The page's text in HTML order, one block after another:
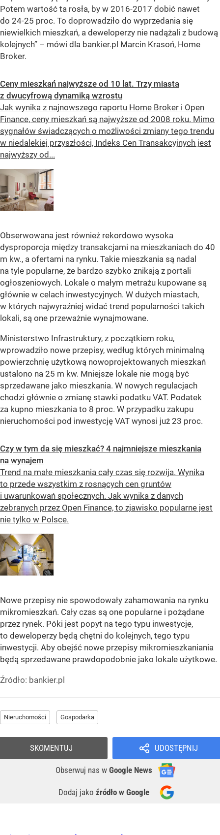
Potem wartość ta rosła, by w 2016-2017 dobić nawet
do 24-25 proc. To doprowadziło do wyprzedania się
niewielkich mieszkań, a deweloperzy nie nadążali z budową
kolejnych” – mówi dla bankier.pl Marcin Krasoń, Home
Broker.
Ceny mieszkań najwyższe od 10 lat. Trzy miasta
z dwucyfrową dynamiką wzrostu
Jak wynika z najnowszego raportu Home Broker i Open
Finance, ceny mieszkań są najwyższe od 2008 roku. Mimo
sygnałów świadczących o możliwości zmiany tego trendu
w niedalekiej przyszłości, Indeks Cen Transakcyjnych jest
najwyższy od...
Obserwowana jest również rekordowo wysoka
dysproporcja między transakcjami na mieszkaniach do 40
m kw., a ofertami na rynku. Takie mieszkania są nadal
na tyle popularne, że bardzo szybko znikają z portali
ogłoszeniowych. Lokale o małym metrażu kupowane są
głównie w celach inwestycyjnych. W dużych miastach,
w których najwyraźniej widać trend popularności takich
lokali, są one przeważnie wynajmowane.
Ministerstwo Infrastruktury, z początkiem roku,
wprowadziło nowe przepisy, według których minimalną
powierzchnię użytkową nowoprojektowanych mieszkań
ustalono na 25 m kw. Mniejsze lokale nie mogą być
sprzedawane jako mieszkania. W nowych regulacjach
chodzi głównie o zmianę stawki podatku VAT. Podatek
za kupno mieszkania to 8 proc. W przypadku zakupu
nieruchomości pod inwestycję VAT wynosi już 23 proc.
Czy w tym da się mieszkać? 4 najmniejsze mieszkania
na wynajem
Trend na małe mieszkania cały czas się rozwija. Wynika
to przede wszystkim z rosnących cen gruntów
i uwarunkowań społecznych. Jak wynika z danych
zebranych przez Open Finance, to zjawisko popularne jest
nie tylko w Polsce.
Nowe przepisy nie spowodowały zahamowania na rynku
mikromieszkań. Cały czas są one popularne i pożądane
przez rynek. Póki jest popyt na tego typu inwestycje,
to deweloperzy będą chętni do kolejnych, tego typu
inwestycji. Aby obejść nowe przepisy mikromieszkaniania
będą sprzedawane prawdopodobnie jako lokale użytkowe.
Źródło: bankier.pl
Nieruchomości Gospodarka
UDOSTĘPNIJ
Obserwuj nas w Google News
Dodaj jako źródło w Google
SKOMENTUJ